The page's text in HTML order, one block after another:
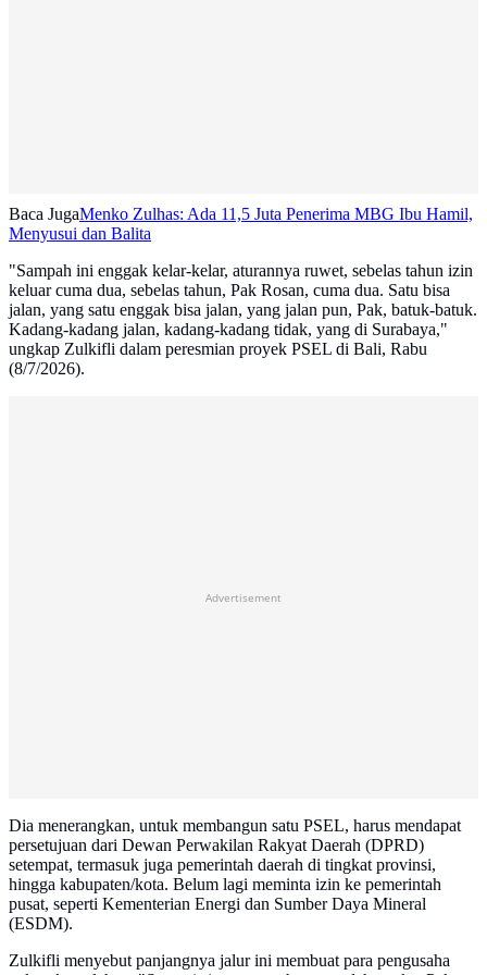
Baca JugaMenko Zulhas: Ada 11,5 Juta Penerima MBG Ibu Hamil,
Menyusui dan Balita
"Sampah ini enggak kelar-kelar, aturannya ruwet, sebelas tahun izin
keluar cuma dua, sebelas tahun, Pak Rosan, cuma dua. Satu bisa
jalan, yang satu enggak bisa jalan, yang jalan pun, Pak, batuk-batuk.
Kadang-kadang jalan, kadang-kadang tidak, yang di Surabaya,"
ungkap Zulkifli dalam peresmian proyek PSEL di Bali, Rabu
(8/7/2026).
Advertisement
Dia menerangkan, untuk membangun satu PSEL, harus mendapat
persetujuan dari Dewan Perwakilan Rakyat Daerah (DPRD)
setempat, termasuk juga pemerintah daerah di tingkat provinsi,
hingga kabupaten/kota. Belum lagi meminta izin ke pemerintah
pusat, seperti Kementerian Energi dan Sumber Daya Mineral
(ESDM).
Zulkifli menyebut panjangnya jalur ini membuat para pengusaha